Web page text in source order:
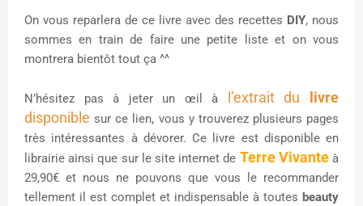
On vous reparlera de ce livre avec des recettes DIY, nous
sommes en train de faire une petite liste et on vous
montrera bientôt tout ça ^^
N’hésitez pas à jeter un œil à l’extrait du
livre
disponible surce lien, vous y trouverez plusieurs pages
très intéressantes à dévorer. Ce livre est disponible en
librairie ainsi que sur le site internet de Terre Vivante à
29,90€ et nous ne pouvons que vous le recommander
tellement il est complet et indispensable à toutes beauty